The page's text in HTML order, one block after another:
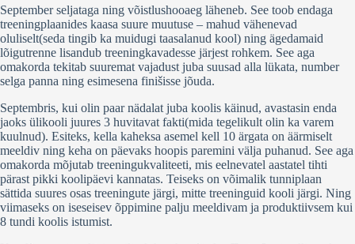
September seljataga ning võistlushooaeg läheneb. See toob endaga
treeningplaanides kaasa suure muutuse – mahud vähenevad
oluliselt(seda tingib ka muidugi taasalanud kool) ning ägedamaid
lõigutrenne lisandub treeningkavadesse järjest rohkem. See aga
omakorda tekitab suuremat vajadust juba suusad alla lükata, number
selga panna ning esimesena finišisse jõuda.
Septembris, kui olin paar nädalat juba koolis käinud, avastasin enda
jaoks ülikooli juures 3 huvitavat fakti(mida tegelikult olin ka varem
kuulnud). Esiteks, kella kaheksa asemel kell 10 ärgata on äärmiselt
meeldiv ning keha on päevaks hoopis paremini välja puhanud. See aga
omakorda mõjutab treeningukvaliteeti, mis eelnevatel aastatel tihti
pärast pikki koolipäevi kannatas. Teiseks on võimalik tunniplaan
sättida suures osas treeningute järgi, mitte treeninguid kooli järgi. Ning
viimaseks on iseseisev õppimine palju meeldivam ja produktiivsem kui
8 tundi koolis istumist.